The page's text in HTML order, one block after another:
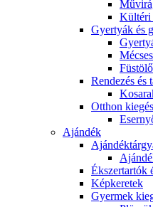
Kültéri
Gyertyák és
Rendezés és
Otthon
Ajándék
Ékszertartók
Képkeretek
Gyermek